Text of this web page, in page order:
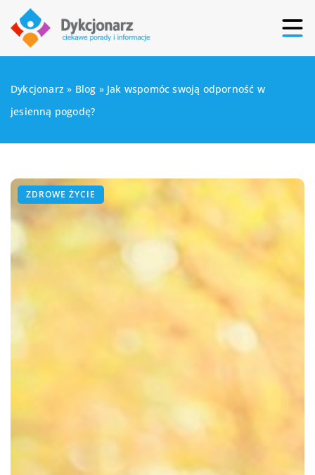
Dykcjonarz » Blog » Jak wspomóc swoją odporność w
jesienną pogodę?
ZDROWE ŻYCIE